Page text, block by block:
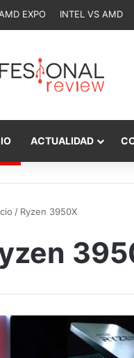
EXPO INTEL VS AMD
ACTUALIDAD
/ Ryzen 3950X